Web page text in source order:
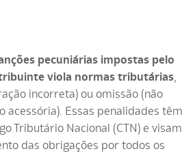
pecuniárias impostas pelo
viola normas tributárias,
incorreta) ou omissão (não
acessória). Essas penalidades têm
Tributário Nacional (CTN) e visam
das obrigações por todos os